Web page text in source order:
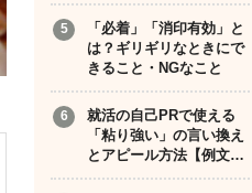
「必着」「消印有効」と
は？ギリギリなときにで
きること・NGなこと
就活の自己PRで使える
「粘り強い」の言い換え
とアピール方法【例文…